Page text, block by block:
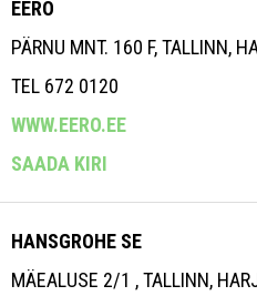
EERO
PÄRNU MNT. 160 F, TALLINN,
TEL 672 0120
WWW.EERO.EE
SAADA KIRI
HANSGROHE SE
MÄEALUSE 2/1 , TALLINN,